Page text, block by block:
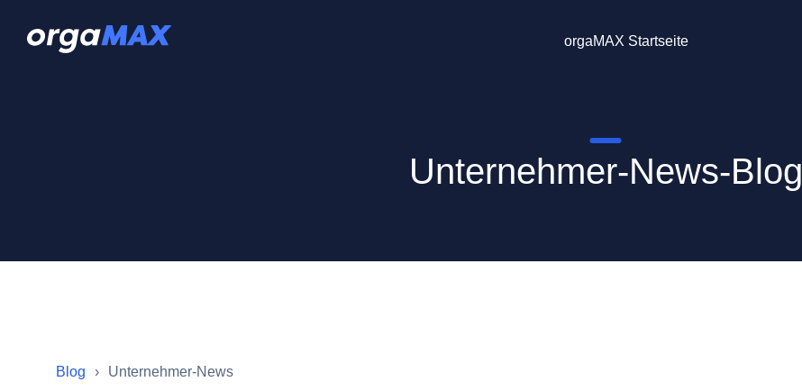
orgaMAX Startseite
Unternehmer-News-Blog
Blog Unternehmer-News